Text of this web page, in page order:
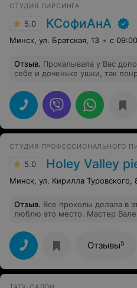
СТУДИЯ ПИРСИНГА
5.0 КСофиАнА
Минск, ул. Братская, 13 с 09:00
Отзыв. Прокалывала у Вас
себе и доченьке ушки, так
всё разложили и объяснили
СТУДИЯ ПРОФЕССИОНАЛЬНОГО
5.0 Holey Valley
Минск, ул. Кирилла Туровского,
Отзыв. Все проколы делала в
люблю это место. Мастер
рассказывает, чего ожидать в
как ухаживать за пирсингом.
украшений. Всё быстро, чётко,
Проколы заживают отлично.
Отзывы5